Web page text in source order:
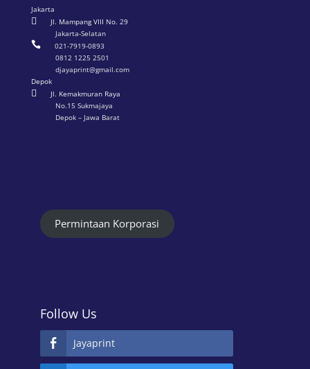
Jakarta

Jl. Mampang VIII No. 29
Jakarta-Selatan

021-7919-0893
0812 1225 2501
djayaprint@gmail.com
Depok

Jl. Kemakmuran Raya
No.15 Sukmajaya
Depok – Jawa Barat
Permintaan Korporasi
Follow Us
Jayaprint